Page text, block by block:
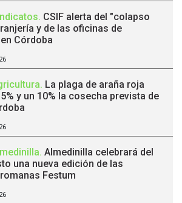
. CSIF alerta del "colapso
y de las oficinas de
Córdoba
. La plaga de araña roja
y un 10% la cosecha prevista de
. Almedinilla celebrará del
una nueva edición de las
Festum